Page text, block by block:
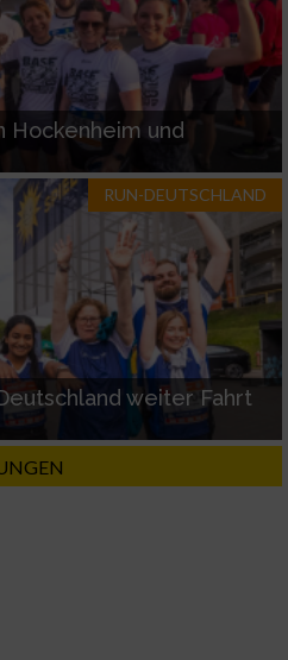
Hockenheim und
RUN-DEUTSCHLAND
weiter Fahrt